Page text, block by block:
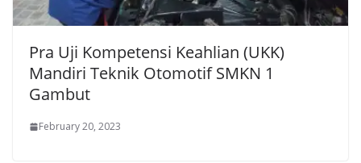
Pra Uji Kompetensi Keahlian (UKK)
Mandiri Teknik Otomotif SMKN 1
Gambut
February 20, 2023